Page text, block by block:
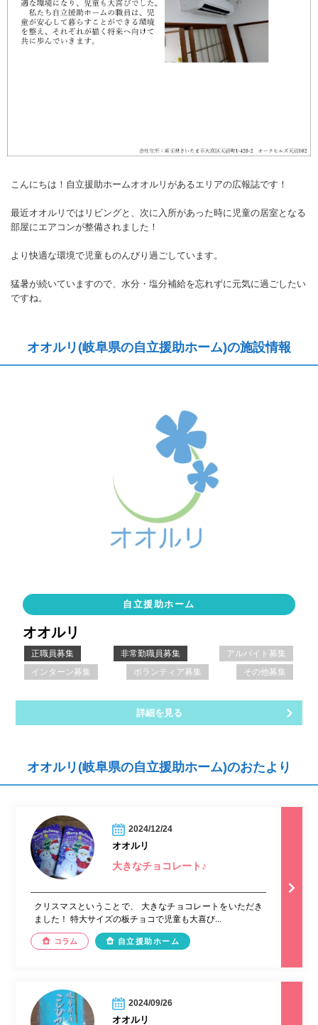
こんにちは！自立援助ホームオオルリがあるエリアの広報誌です！
最近オオルリではリビングと、次に入所があった時に児童の居室となる
部屋にエアコンが整備されました！
より快適な環境で児童ものんびり過ごしています。
猛暑が続いていますので、水分・塩分補給を忘れずに元気に過ごしたい
ですね。
オオルリ(岐阜県の自立援助ホーム)の施設情報
自立援助ホーム
オオルリ
正職員募集 非常勤職員募集
アルバイト募集
インターン募集
ボランティア募集 その他募集
詳細を見る
オオルリ(岐阜県の自立援助ホーム)のおたより
2024/12/24
オオルリ
大きなチョコレート♪
クリスマスということで、 大きなチョコレートをいただき
ました！ 特大サイズの板チョコで児童も大喜び...
コラム 自立援助ホーム
2024/09/26
オオルリ